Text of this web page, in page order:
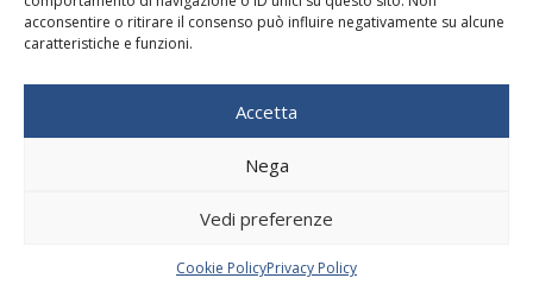
acconsentire o ritirare il consenso può influire negativamente su alcune
caratteristiche e funzioni.
Accetta
Nega
Vedi preferenze
Cookie PolicyPrivacy Policy